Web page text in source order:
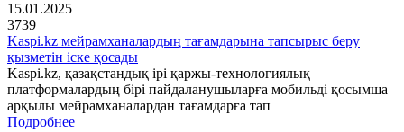
15.01.2025
3739
Kaspi.kz мейрамханалардың тағамдарына тапсырыс беру
қызметін іске қосады
Kaspi.kz, қазақстандық ірі қаржы-технологиялық
платформалардың бірі пайдаланушыларға мобильді қосымша
арқылы мейрамханалардан тағамдарға тап
Подробнее